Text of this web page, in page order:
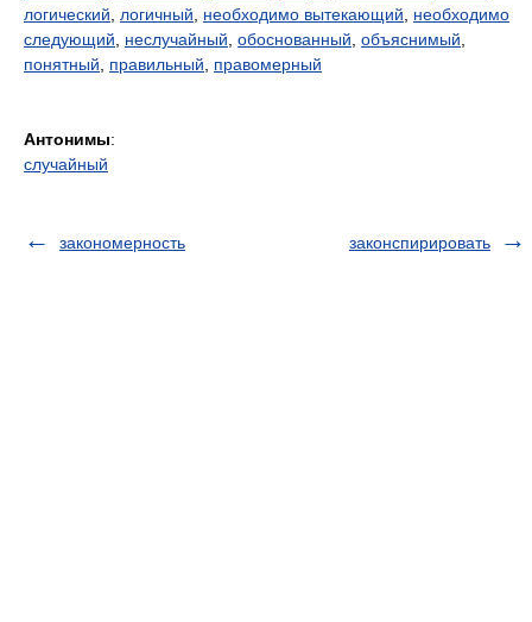
логический
логичный необходимо вытекающий
необходимо
следующий
неслучайный обоснованный объяснимый
понятный
правильный правомерный
Антонимы:
случайный
закономерность законспирировать